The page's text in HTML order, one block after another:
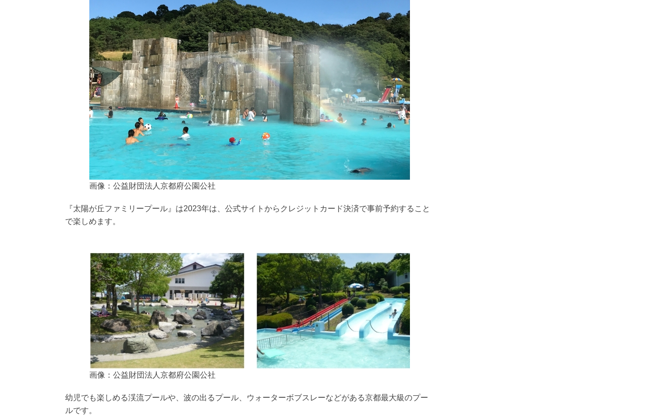
画像：公益財団法人京都府公園公社
『太陽が丘ファミリープール』は2023年は、公式サイトからクレジットカード決済で事前予約すること
で楽しめます。
画像：公益財団法人京都府公園公社
幼児でも楽しめる渓流プールや、波の出るプール、ウォーターボブスレーなどがある京都最大級のプー
ルです。